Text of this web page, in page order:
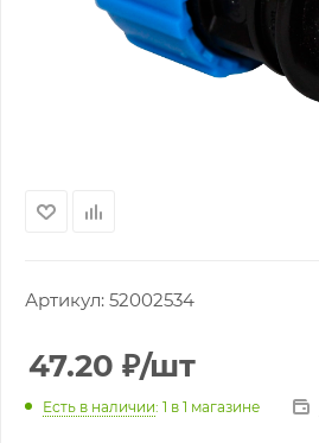
Артикул: 52002534
47.20 ₽/шт
Есть в наличии: 1 в 1 магазине